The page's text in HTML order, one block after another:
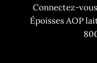
Connectez-
Époisses AOP